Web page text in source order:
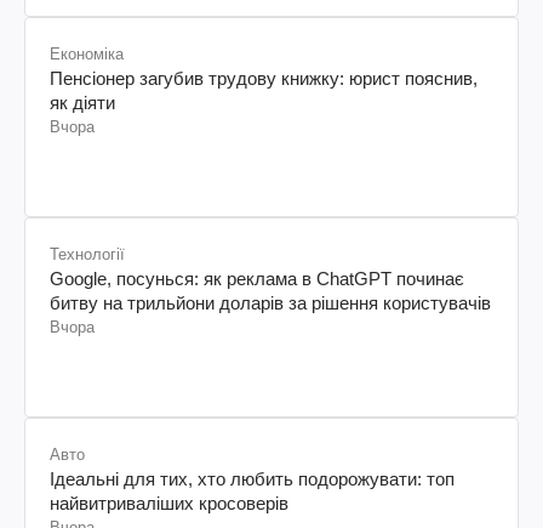
Економіка
Пенсіонер загубив трудову книжку: юрист пояснив,
як діяти
Вчора
Технології
Google, посунься: як реклама в ChatGPT починає
битву на трильйони доларів за рішення користувачів
Вчора
Авто
Ідеальні для тих, хто любить подорожувати: топ
найвитриваліших кросоверів